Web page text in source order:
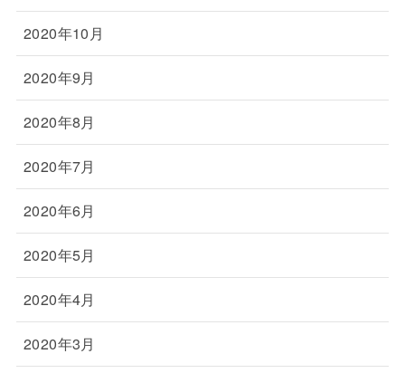
2020年10月
2020年9月
2020年8月
2020年7月
2020年6月
2020年5月
2020年4月
2020年3月